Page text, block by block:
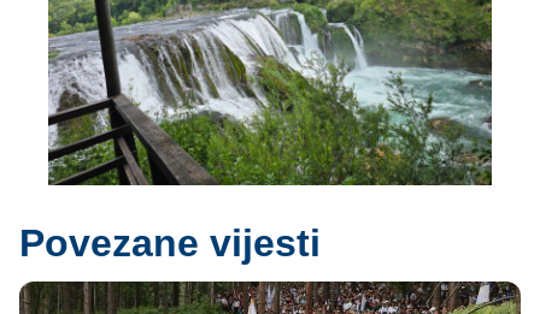
Povezane vijesti